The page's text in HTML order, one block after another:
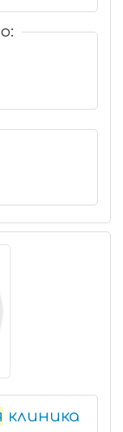
клиника